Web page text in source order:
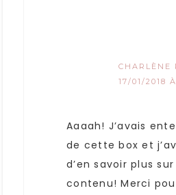
CHARLÈNE
17/01/2018
Aaaah! J’avais
de cette box et
d’en savoir plus sur
contenu! Merci